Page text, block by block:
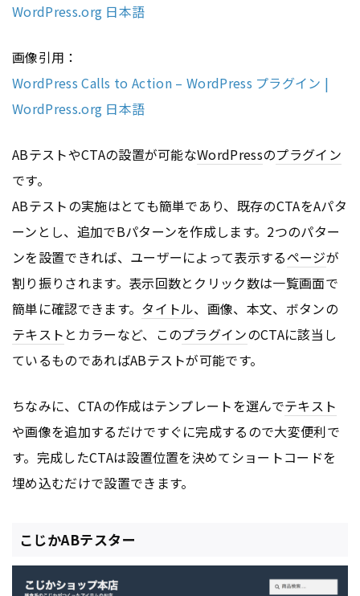
WordPress.org 日本語
画像引用：
WordPress Calls to Action – WordPress プラグイン |
WordPress.org 日本語
ABテストやCTAの設置が可能なWordPressのプラグイン
です。
ABテストの実施はとても簡単であり、既存のCTAをAパタ
ーンとし、追加でBパターンを作成します。2つのパター
ンを設置できれば、ユーザーによって表示するページが
割り振りされます。表示回数とクリック数は一覧画面で
簡単に確認できます。 タイトル、画像、本文、ボタンの
テキスト とカラーなど、このプラグインのCTAに該当し
ているものであればABテストが可能です。
ちなみに、CTAの作成はテンプレートを選んでテキスト
や画像を追加するだけですぐに完成するので大変便利で
す。完成したCTAは設置位置を決めてショートコードを
埋め込むだけで設置できます。
こじかABテスター